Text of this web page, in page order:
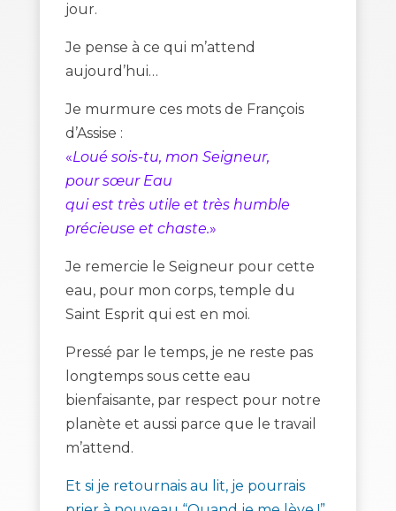
jour.
Je pense à ce qui m’attend
aujourd’hui…
Je murmure ces mots de François
d’Assise :
«Loué sois-tu, mon Seigneur,
pour sœur Eau
qui est très utile et très humble
précieuse et chaste.»
Je remercie le Seigneur pour cette
eau, pour mon corps, temple du
Saint Esprit qui est en moi.
Pressé par le temps, je ne reste pas
longtemps sous cette eau
bienfaisante, par respect pour notre
planète et aussi parce que le travail
m’attend.
Et si je retournais au lit, je pourrais